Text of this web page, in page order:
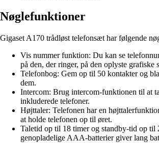
Nøglefunktioner
Gigaset A170 trådløst telefonsæt har følgende
Vis nummer funktion: Du kan se
på den, der ringer, på den oplyste grafiske
Telefonbog: Gem op til 50 kontakter og
dem.
Intercom: Brug intercom-funktionen til at
inkluderede telefoner.
Højttaler: Telefonen har en
at holde telefonen op til øret.
Taletid op til 18 timer og standby-tid op til
genopladelige AAA-batterier giver lang